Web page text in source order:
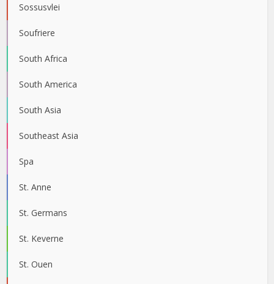
Sossusvlei
Soufriere
South Africa
South America
South Asia
Southeast Asia
Spa
St. Anne
St. Germans
St. Keverne
St. Ouen